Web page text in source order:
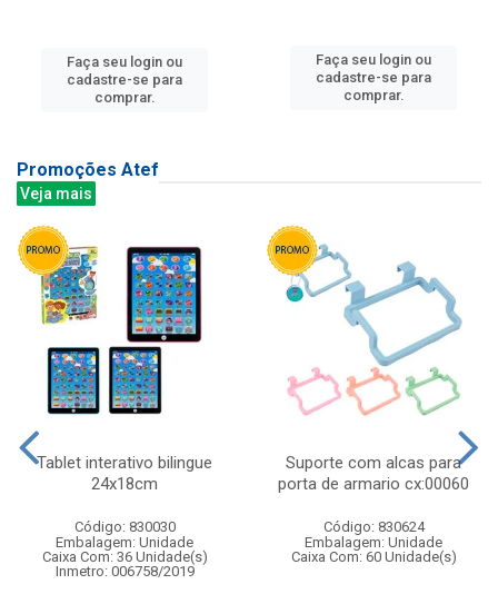
Faça seu login ou
cadastre-se para
comprar.
Faça seu login ou
cadastre-se para
comprar.
Promoções Atef
Veja mais
Tablet interativo bilingue
24x18cm
Código: 830030
Embalagem: Unidade
Caixa Com: 36 Unidade(s)
Inmetro: 006758/2019
Suporte com alcas para
porta de armario cx:00060
Código: 830624
Embalagem: Unidade
Caixa Com: 60 Unidade(s)